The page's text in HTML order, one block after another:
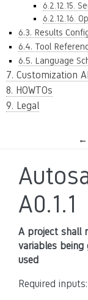
6.2.12.15.
6.2.12.16.
6.3. Results
6.4. Tool
6.5. Language
7. Customization
8. HOWTOs
9. Legal
←
A0.1.1
A project shall
variables being
used
Required inputs: